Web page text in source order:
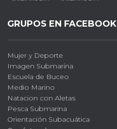
GRUPOS EN FACEBOOK
Mujer y Deporte
Imagen Submarina
Escuela de Buceo
Medio Marino
Natacion con Aletas
Pesca Submarina
Orientación Subacuática